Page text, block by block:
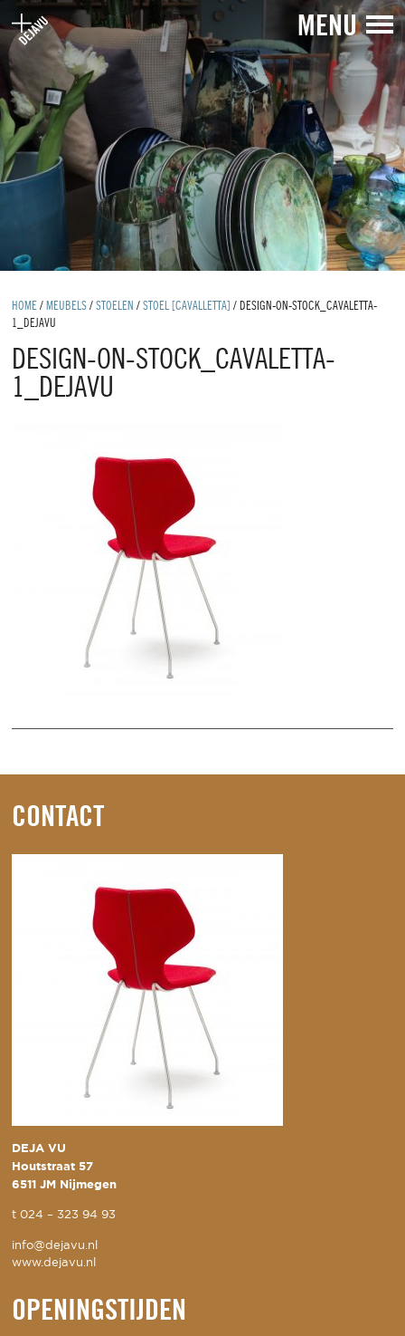
MENU
HOME / MEUBELS /STOELEN /STOEL [CAVALLETTA] /
DESIGN-ON-STOCK_CAVALETTA-
1_DEJAVU
DESIGN-ON-STOCK_CAVALETTA-
1_DEJAVU
CONTACT
DEJA VU
Houtstraat 57
6511 JM Nijmegen
t024 – 323 94 93
info@dejavu.nl
www.dejavu.nl
OPENINGSTIJDEN